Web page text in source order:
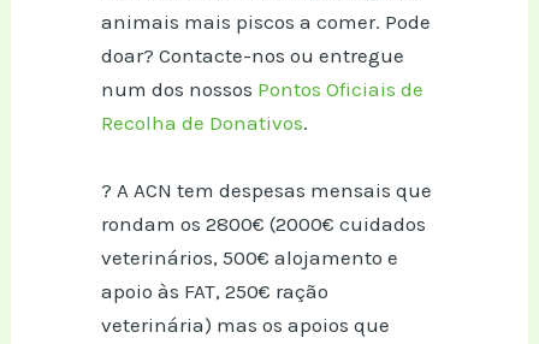
animais mais piscos a comer. Pode
doar? Contacte-nos ou entregue
num dos nossos Pontos Oficiais de
Recolha de Donativos.
? A ACN tem despesas mensais que
rondam os 2800€ (2000€ cuidados
veterinários, 500€ alojamento e
apoio às FAT, 250€ ração
veterinária) mas os apoios que